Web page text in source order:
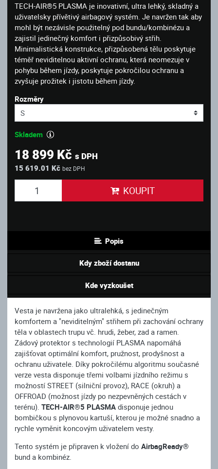
TECH-AIR®5 PLASMA je inovativní, ultra lehký, skladný a
uživatelsky přívětivý airbagový systém. Je navržen tak aby
mohl být nezávisle použitelný pod bundu/kombinézu a
zajistil jedinečný komfort i přizpůsobivý střih.
Minimalistická konstrukce, přizpůsobená tělu poskytuje
téměř neviditelnou aktivní ochranu, která neomezuje v
pohybu během jízdy, poskytuje pokročilou ochranu a
zvyšuje prožitek i jistotu během jízdy.
Rozměry
Skladem
18 899 Kč s DPH
15 619.01 Kč bez DPH
KOUPIT
Popis
Kdy zboží dostanu
Kde vyzkoušet
Vesta je navržena jako ultralehká, s jedinečným
komfortem a "neviditelným" střihem při zachování ochrany
těla v oblastech trupu vč. hrudi, žeber, zad a ramen.
Zádový protektor s technologií PLASMA napomáhá
zajišťovat optimální komfort, pružnost, prodyšnost a
ochranu uživatele. Díky pokročilému algoritmu současné
verze vesta disponuje třemi volbami jízdního režimu s
možností STREET (silniční provoz), RACE (okruh) a
OFFROAD (možnost jízdy po nezpevněných cestách v
terénu). TECH-AIR®5 PLASMA disponuje jednou
bombičkou s plynovou kartuší, kterou je možné snadno a
rychle vyměnit koncovým uživatelem vesty.
Tento systém je připraven k vložení do AirbagReady®
bund a kombinéz.